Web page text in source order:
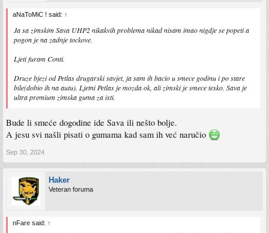
aNaToMiC ! said: ↑
Ja sa zimskim Sava UHP2 nikakvih problema nikad nisam imao nigdje se popeti a
pogon je na zadnje tockove.
Ljeti furam Conti.
Druze bjezi od Petlas drugarski savjet, ja sam ih bacio u smece godinu i po stare
bile(dobio ih na autu). Ljetni Petlas je mozda ok, ali zimski je smece tesko. Sava je
ultra premium zimska guma za isti.
Bude li smeće dogodine ide Sava ili nešto bolje.
A jesu svi našli pisati o gumama kad sam ih već naručio
Sep 30, 2024
Haker
Veteran foruma
nFare said: ↑